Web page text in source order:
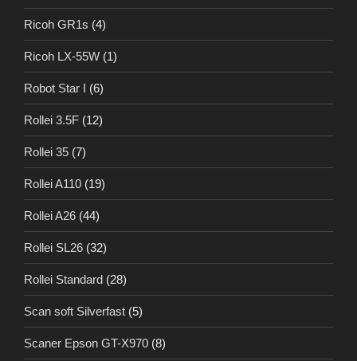
Ricoh GR1s (4)
Ricoh LX-55W (1)
Robot Star I (6)
Rollei 3.5F (12)
Rollei 35 (7)
Rollei A110 (19)
Rollei A26 (44)
Rollei SL26 (32)
Rollei Standard (28)
Scan soft Silverfast (5)
Scaner Epson GT-X970 (8)